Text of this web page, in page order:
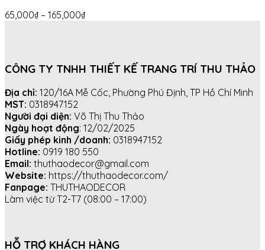
65,000₫ – 165,000₫
CÔNG TY TNHH THIẾT KẾ TRANG TRÍ THU THẢO
Địa chỉ: 120/16A Mễ Cốc, Phường Phú Định, TP Hồ Chí Minh
MST: 0318947152
Người đại diện: Võ Thị Thu Thảo
Ngày hoạt động: 12/02/2025
Giấy phép kinh /doanh: 0318947152
Hotline: 0919 180 550
Email: thuthaodecor@gmail.com
Website: https://thuthaodecor.com/
Fanpage: THUTHAODECOR
Làm việc từ T2-T7 (08:00 – 17:00)
HỖ TRỢ KHÁCH HÀNG